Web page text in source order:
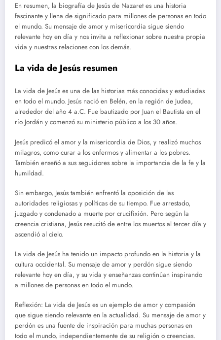
En resumen, la biografía de Jesús de Nazaret es una historia
fascinante y llena de significado para millones de personas en todo
el mundo. Su mensaje de amor y misericordia sigue siendo
relevante hoy en día y nos invita a reflexionar sobre nuestra propia
vida y nuestras relaciones con los demás.
La vida de Jesús resumen
La vida de Jesús es una de las historias más conocidas y estudiadas
en todo el mundo. Jesús nació en Belén, en la región de Judea,
alrededor del año 4 a.C. Fue bautizado por Juan el Bautista en el
río Jordán y comenzó su ministerio público a los 30 años.
Jesús predicó el amor y la misericordia de Dios, y realizó muchos
milagros, como curar a los enfermos y alimentar a los pobres.
También enseñó a sus seguidores sobre la importancia de la fe y la
humildad.
Sin embargo, Jesús también enfrentó la oposición de las
autoridades religiosas y políticas de su tiempo. Fue arrestado,
juzgado y condenado a muerte por crucifixión. Pero según la
creencia cristiana, Jesús resucitó de entre los muertos al tercer día y
ascendió al cielo.
La vida de Jesús ha tenido un impacto profundo en la historia y la
cultura occidental. Su mensaje de amor y perdón sigue siendo
relevante hoy en día, y su vida y enseñanzas continúan inspirando
a millones de personas en todo el mundo.
Reflexión: La vida de Jesús es un ejemplo de amor y compasión
que sigue siendo relevante en la actualidad. Su mensaje de amor y
perdón es una fuente de inspiración para muchas personas en
todo el mundo, independientemente de su religión o creencias.